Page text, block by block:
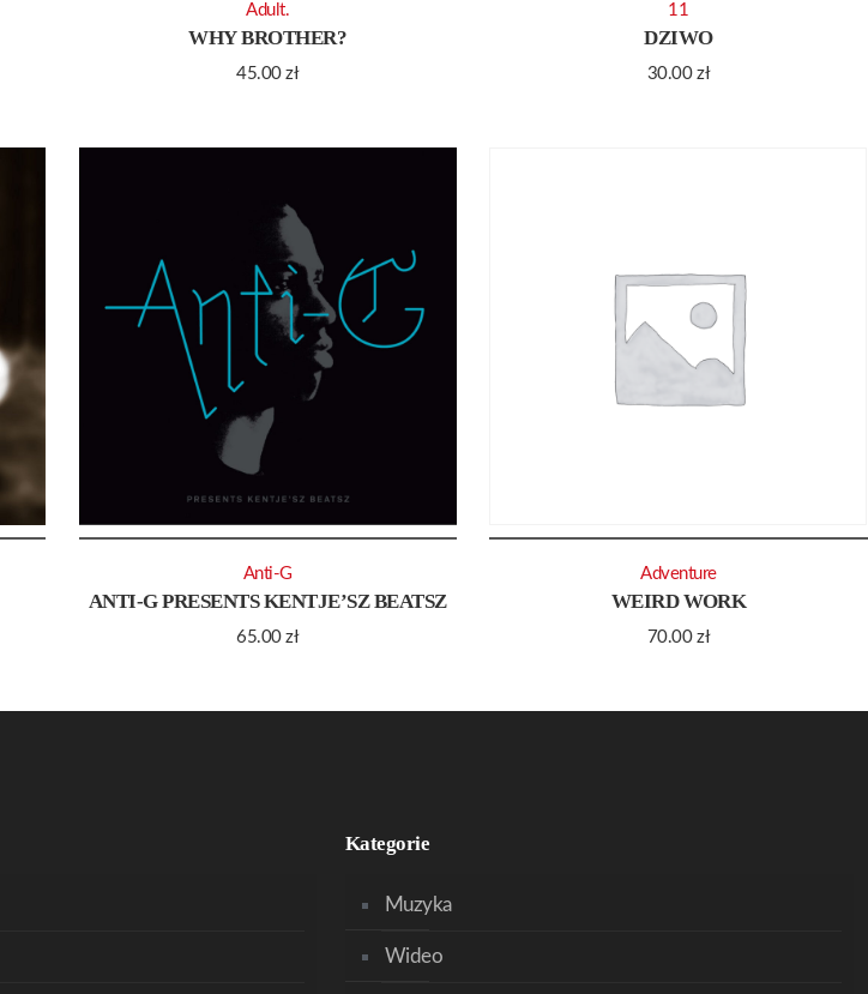
WHY BROTHER?
45.00zł
Adult.
DZIWO
30.00zł
11
ANTI-G PRESENTS KENTJE’SZ BEATSZ
65.00zł
Anti-G
WEIRD WORK
70.00zł
Adventure
Kategorie
Muzyka
Wideo